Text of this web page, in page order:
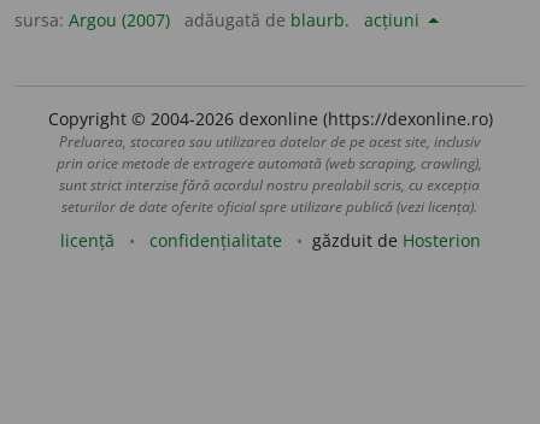
sursa: Argou (2007) adăugată de blaurb. acțiuni
Copyright © 2004-2026 dexonline (https://dexonline.ro)
Preluarea, stocarea sau utilizarea datelor de pe acest site, inclusiv
prin orice metode de extragere automată (web scraping, crawling),
sunt strict interzise fără acordul nostru prealabil scris, cu excepția
seturilor de date oferite oficial spre utilizare publică (vezi licența).
licență confidențialitate găzduit de Hosterion